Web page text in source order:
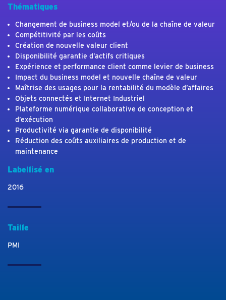
Thématiques
Changement de business model et/ou de la chaîne de valeur
Compétitivité par les coûts
Création de nouvelle valeur client
Disponibilité garantie d’actifs critiques
Expérience et performance client comme levier de business
Impact du business model et nouvelle chaîne de valeur
Maîtrise des usages pour la rentabilité du modèle d’affaires
Objets connectés et Internet Industriel
Plateforme numérique collaborative de conception et
d’exécution
Productivité via garantie de disponibilité
Réduction des coûts auxiliaires de production et de
maintenance
Labellisé en
2016
Taille
PMI